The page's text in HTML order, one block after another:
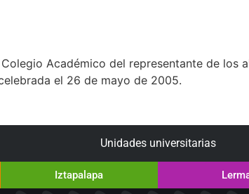
Académico del representante de los
el 26 de mayo de 2005.
Unidades universitarias
Iztapalapa